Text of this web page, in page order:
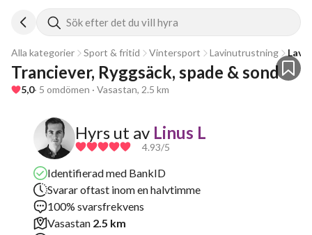
Sök efter det du vill hyra
Alla kategorier Sport & fritid Vintersport Lavinutrustning
Tranciever, Ryggsäck, spade & sond
5,0· 5 omdömen · Vasastan, 2.5 km
Hyrs ut av Linus L
4.93/5
Identifierad med BankID
Svarar oftast inom en halvtimme
100% svarsfrekvens
Vasastan 2.5 km